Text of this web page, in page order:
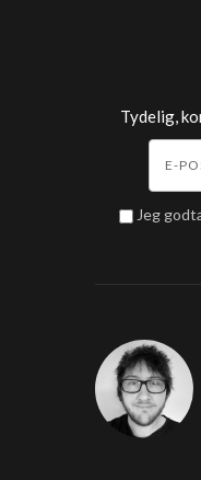
Tydelig,
Jeg